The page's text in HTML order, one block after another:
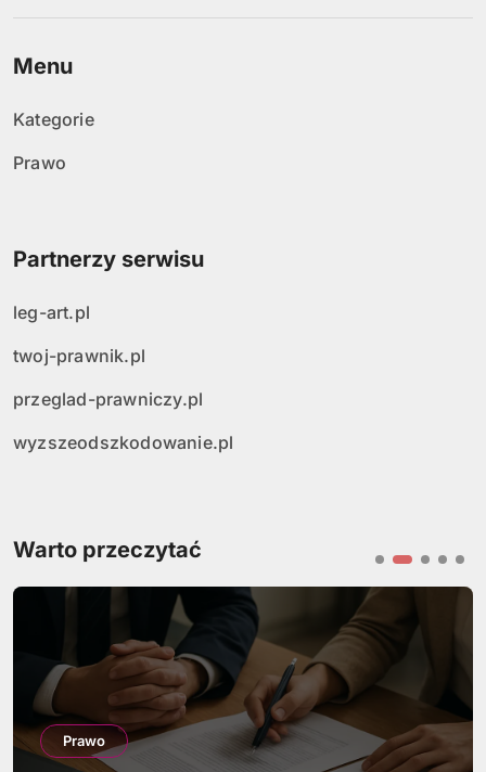
Menu
Kategorie
Prawo
Partnerzy serwisu
leg-art.pl
twoj-prawnik.pl
przeglad-prawniczy.pl
wyzszeodszkodowanie.pl
Warto przeczytać
Prawo